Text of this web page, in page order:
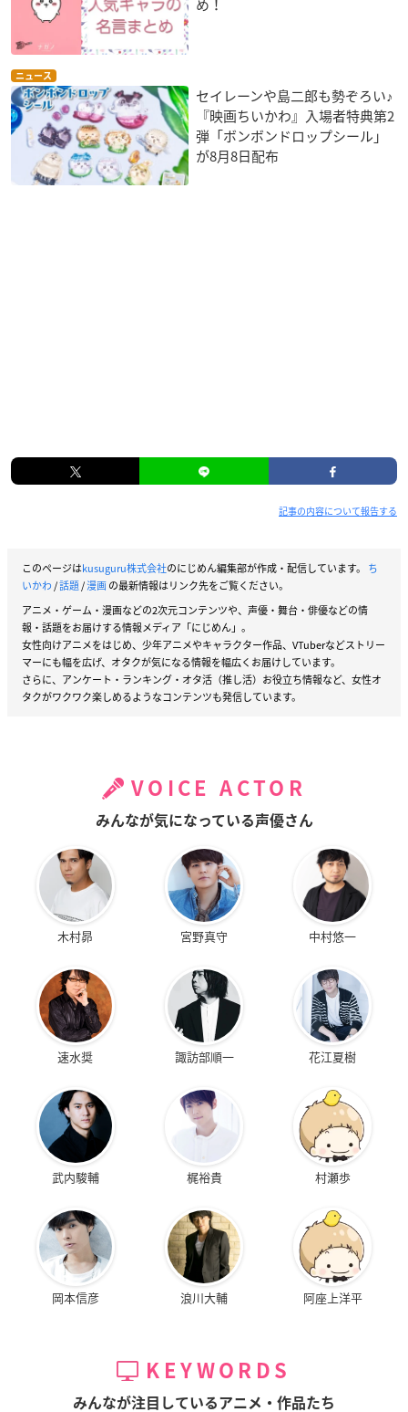
め！
ニュース
セイレーンや島二郎も勢ぞろい♪
『映画ちいかわ』入場者特典第2
弾「ボンボンドロップシール」
が8月8日配布
記事の内容について報告する
このページはkusuguru株式会社のにじめん編集部が作成・配信しています。 ち
いかわ/話題/漫画の最新情報はリンク先をご覧ください。
アニメ・ゲーム・漫画などの2次元コンテンツや、声優・舞台・俳優などの情
報・話題をお届けする情報メディア「にじめん」。
女性向けアニメをはじめ、少年アニメやキャラクター作品、VTuberなどストリー
マーにも幅を広げ、オタクが気になる情報を幅広くお届けしています。
さらに、アンケート・ランキング・オタ活（推し活）お役立ち情報など、女性オ
タクがワクワク楽しめるようなコンテンツも発信しています。
VOICE ACTOR
みんなが気になっている声優さん
木村昴 宮野真守 中村悠一
速水奨 諏訪部順一 花江夏樹
武内駿輔 梶裕貴 村瀬歩
岡本信彦 浪川大輔 阿座上洋平
KEYWORDS
みんなが注目しているアニメ・作品たち